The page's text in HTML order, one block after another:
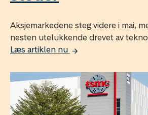
Aksjemarkedene steg videre i mai,
nesten utelukkende drevet av
Læs artiklen nu